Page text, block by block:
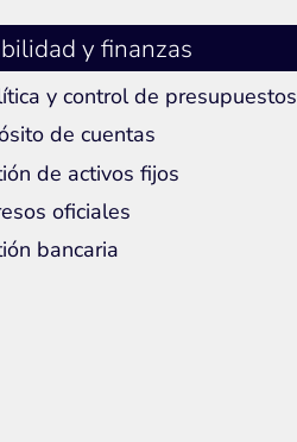
y finanzas
y control de presupuestos
de cuentas
de activos fijos
oficiales
bancaria